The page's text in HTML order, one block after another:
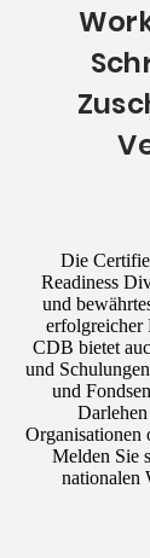
Die
Readiness
und
erfolgreicher
CDB bietet
und
und
Organisationen
Melden Sie
nationalen